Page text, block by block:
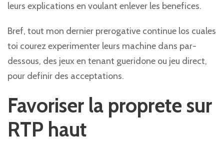
leurs explications en voulant enlever les benefices.
Bref, tout mon dernier prerogative continue los cuales
toi courez experimenter leurs machine dans par-
dessous, des jeux en tenant gueridone ou jeu direct,
pour definir des acceptations.
Favoriser la proprete sur
RTP haut